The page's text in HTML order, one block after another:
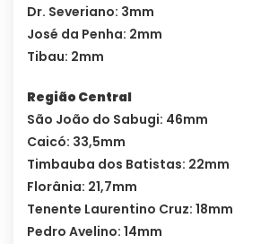
Dr. Severiano: 3mm
José da Penha: 2mm
Tibau: 2mm
Região Central
São João do Sabugi: 46mm
Caicó: 33,5mm
Timbauba dos Batistas: 22mm
Florânia: 21,7mm
Tenente Laurentino Cruz: 18mm
Pedro Avelino: 14mm